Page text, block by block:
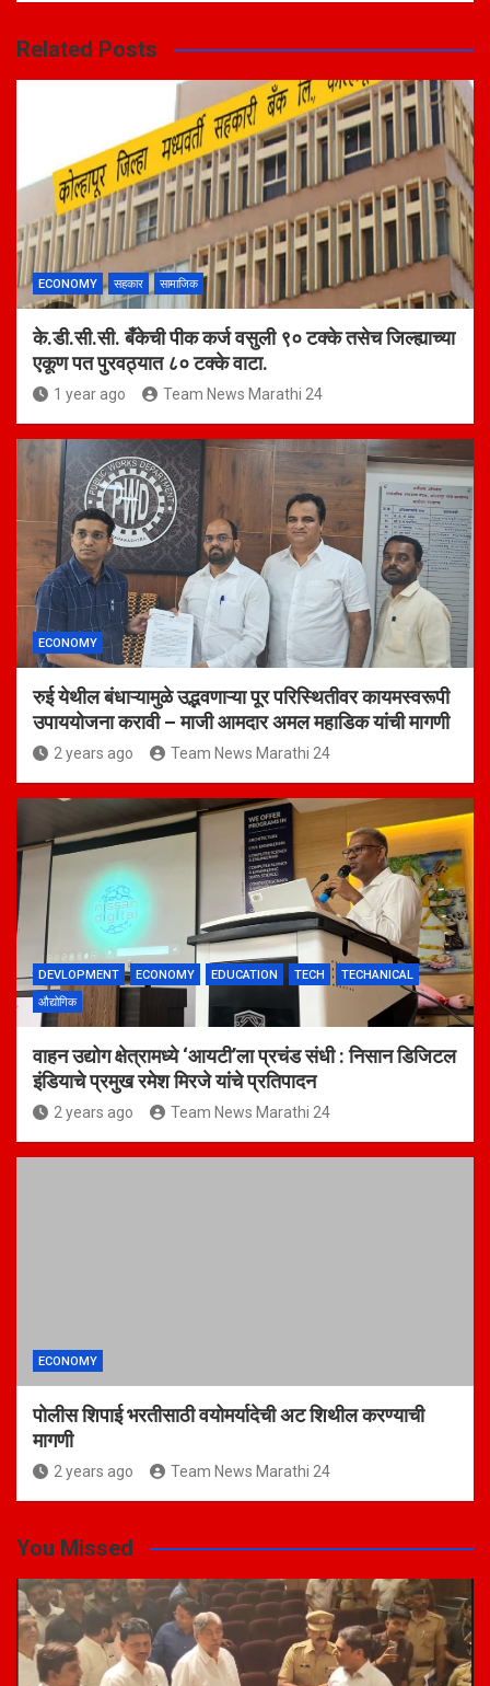
Related Posts
ECONOMY सहकार सामाजिक
के.डी.सी.सी. बँकेची पीक कर्ज वसुली ९० टक्के तसेच जिल्ह्याच्या
एकूण पत पुरवठ्यात ८० टक्के वाटा.
1 year ago Team News Marathi 24
ECONOMY
रुई येथील बंधाऱ्यामुळे उद्भवणाऱ्या पूर परिस्थितीवर कायमस्वरूपी
उपाययोजना करावी – माजी आमदार अमल महाडिक यांची मागणी
2 years ago Team News Marathi 24
DEVLOPMENT ECONOMY EDUCATION TECH
TECHANICAL
औद्योगिक
वाहन उद्योग क्षेत्रामध्ये ‘आयटी’ला प्रचंड संधी : निसान डिजिटल
इंडियाचे प्रमुख रमेश मिरजे यांचे प्रतिपादन
2 years ago Team News Marathi 24
ECONOMY
पोलीस शिपाई भरतीसाठी वयोमर्यादेची अट शिथील करण्याची
मागणी
2 years ago Team News Marathi 24
You Missed